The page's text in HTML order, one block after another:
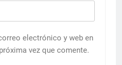
electrónico y web en
vez que comente.